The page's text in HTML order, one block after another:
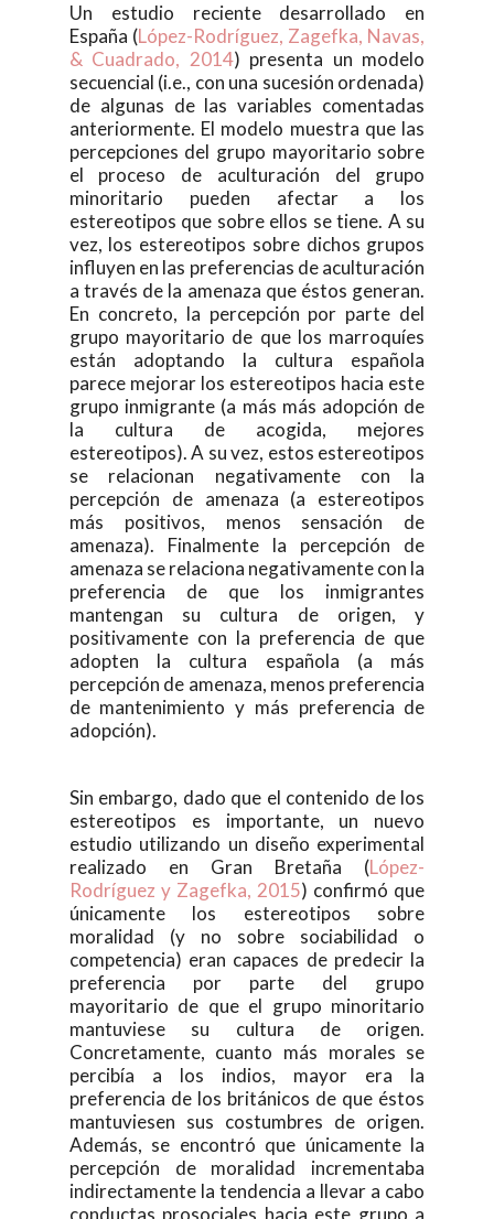
Un estudio reciente desarrollado en
España (López-Rodríguez, Zagefka, Navas,
& Cuadrado, 2014) presenta un modelo
secuencial (i.e., con una sucesión ordenada)
de algunas de las variables comentadas
anteriormente. El modelo muestra que las
percepciones del grupo mayoritario sobre
el proceso de aculturación del grupo
minoritario pueden afectar a los
estereotipos que sobre ellos se tiene. A su
vez, los estereotipos sobre dichos grupos
influyen en las preferencias de aculturación
a través de la amenaza que éstos generan.
En concreto, la percepción por parte del
grupo mayoritario de que los marroquíes
están adoptando la cultura española
parece mejorar los estereotipos hacia este
grupo inmigrante (a más más adopción de
la cultura de acogida, mejores
estereotipos). A su vez, estos estereotipos
se relacionan negativamente con la
percepción de amenaza (a estereotipos
más positivos, menos sensación de
amenaza). Finalmente la percepción de
amenaza se relaciona negativamente con la
preferencia de que los inmigrantes
mantengan su cultura de origen, y
positivamente con la preferencia de que
adopten la cultura española (a más
percepción de amenaza, menos preferencia
de mantenimiento y más preferencia de
adopción).
Sin embargo, dado que el contenido de los
estereotipos es importante, un nuevo
estudio utilizando un diseño experimental
realizado en Gran Bretaña (López-
Rodríguez y Zagefka, 2015) confirmó que
únicamente los estereotipos sobre
moralidad (y no sobre sociabilidad o
competencia) eran capaces de predecir la
preferencia por parte del grupo
mayoritario de que el grupo minoritario
mantuviese su cultura de origen.
Concretamente, cuanto más morales se
percibía a los indios, mayor era la
preferencia de los británicos de que éstos
mantuviesen sus costumbres de origen.
Además, se encontró que únicamente la
percepción de moralidad incrementaba
indirectamente la tendencia a llevar a cabo
conductas prosociales hacia este grupo a